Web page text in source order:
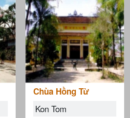
Chùa Hồng Từ
Kon Tom